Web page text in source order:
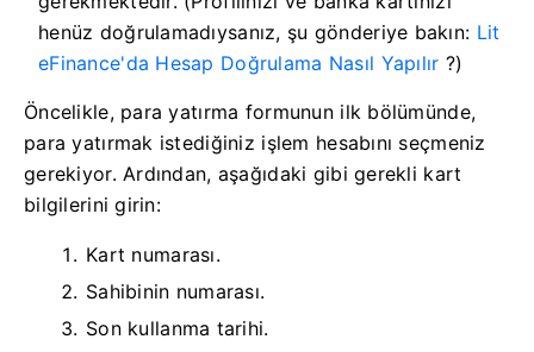
henüz doğrulamadıysanız, şu gönderiye bakın: Lit
eFinance'da Hesap Doğrulama Nasıl Yapılır ?)
Öncelikle, para yatırma formunun ilk bölümünde,
para yatırmak istediğiniz işlem hesabını seçmeniz
gerekiyor. Ardından, aşağıdaki gibi gerekli kart
bilgilerini girin:
Kart numarası.
Sahibinin numarası.
Son kullanma tarihi.